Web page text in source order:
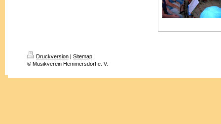
Druckversion | Sitemap
© Musikverein Hemmersdorf e. V.